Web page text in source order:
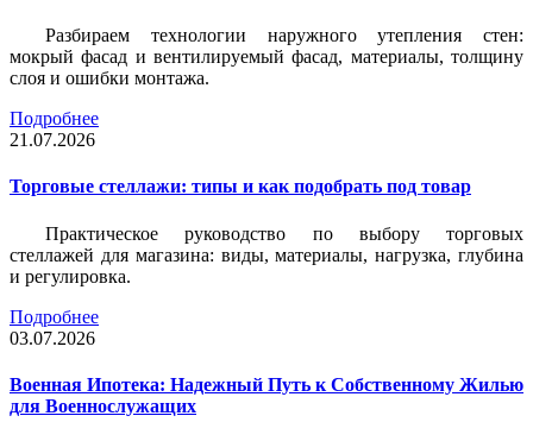
Разбираем технологии наружного утепления стен:
мокрый фасад и вентилируемый фасад, материалы, толщину
слоя и ошибки монтажа.
Подробнее
21.07.2026
Торговые стеллажи: типы и как подобрать под товар
Практическое руководство по выбору торговых
стеллажей для магазина: виды, материалы, нагрузка, глубина
и регулировка.
Подробнее
03.07.2026
Военная Ипотека: Надежный Путь к Собственному Жилью
для Военнослужащих